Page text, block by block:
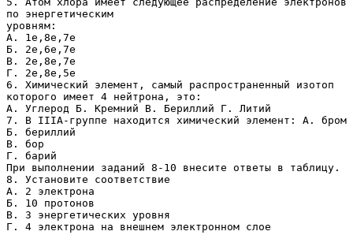
по энергетическим
уровням:
А. 1е,8е,7е
Б. 2е,6е,7е
В. 2е,8е,7е
Г. 2е,8е,5е
6. Химический элемент, самый распространенный изотоп
которого имеет 4 нейтрона, это:
А. Углерод Б. Кремний В. Бериллий Г. Литий
7. В IIIA-группе находится химический элемент: А. бром
Б. бериллий
В. бор
Г. барий
При выполнении заданий 8-10 внесите ответы в таблицу.
8. Установите соответствие
А. 2 электрона
Б. 10 протонов
В. 3 энергетических уровня
Г. 4 электрона на внешнем электронном слое